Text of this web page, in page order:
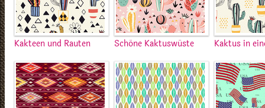
Kakteen und Rauten Schöne Kaktuswüste Kaktus in